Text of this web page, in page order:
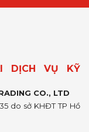
DỊCH VỤ KỸ
CO., LTD
do sở KHĐT TP Hồ